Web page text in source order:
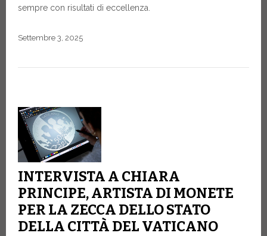
sempre con risultati di eccellenza.
Settembre 3, 2025
INTERVISTA A CHIARA
PRINCIPE, ARTISTA DI MONETE
PER LA ZECCA DELLO STATO
DELLA CITTÀ DEL VATICANO